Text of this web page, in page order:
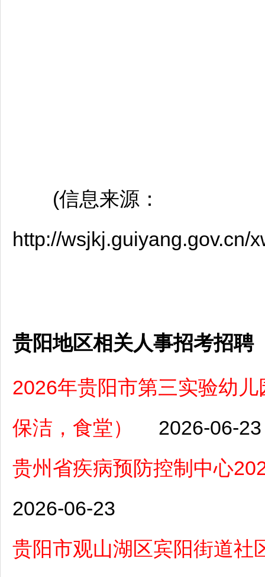
(信息来源：
http://wsjkj.guiyang.gov.cn/
贵阳地区相关人事招考招聘
2026年贵阳市第三实验幼
保洁，食堂）
2026-06-23
贵州省疾病预防控制中心
2026-06-23
贵阳市观山湖区宾阳街道社